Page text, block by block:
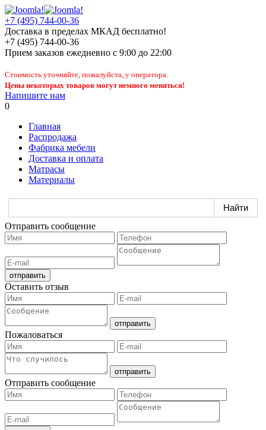
+7 (495) 744-00-36
Доставка в пределах МКАД бесплатно!
+7 (495) 744-00-36
Прием заказов ежедневно с 9:00 до 22:00
Стоимость уточняйте, пожалуйста, у оператора.
Цены некоторых товаров могут немного меняться!
Напишите нам
0
Главная
Распродажа
Фабрика мебели
Доставка и оплата
Матрасы
Материалы
Отправить сообщение
Оставить отзыв
Пожаловаться
Отправить сообщение